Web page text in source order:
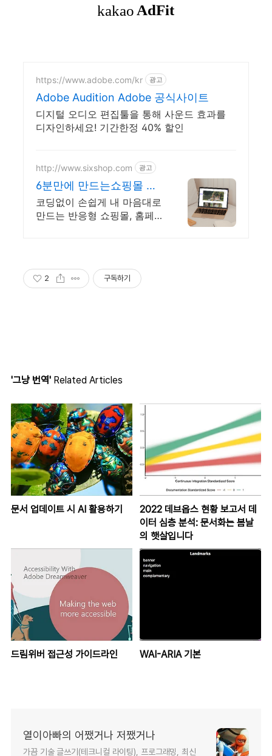
https://www.adobe.com/kr 광고
Adobe Audition Adobe 공식사이트
디지털 오디오 편집툴을 통해 사운드 효과를
디자인하세요! 기간한정 40% 할인
http://www.sixshop.com 광고
6분만에 만드는쇼핑몰 식
스샵
코딩없이 손쉽게 내 마음대로
만드는 반응형 쇼핑몰, 홈페
2 구독하기
'그냥 번역' Related Articles
문서 업데이트 시 AI 활용하기
2022 데브옵스 현황 보고서 데
이터 심층 분석: 문서화는 봄날
의 햇살입니다
드림위버 접근성 가이드라인 WAI-ARIA 기본
열이아빠의 어쨌거나 저쨌거나
가끔 기술 글쓰기(테크니컬 라이팅), 프로그래밍, 최신